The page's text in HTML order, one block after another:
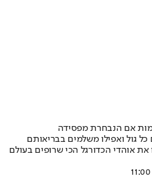
אם הנבחרת מפסידה
גול ואפילו משלמים בבריאותם
אוהדי הכדורגל הכי שרופים בעולם